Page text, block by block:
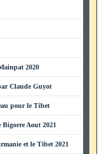
2020
Claude Guyot
pour le Tibet
Bigorre Aout 2021
et le Tibet 2021